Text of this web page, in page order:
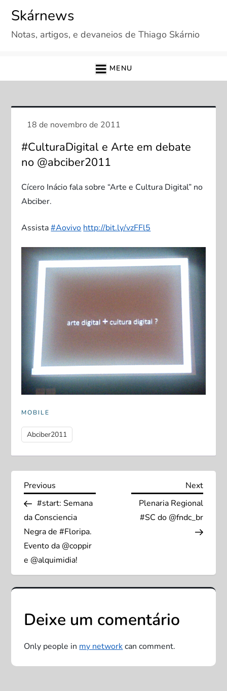
content
Skárnews
Notas, artigos, e devaneios de Thiago Skárnio
MENU
#CulturaDigital e Arte em debate
no @abciber2011
Cícero Inácio fala sobre “Arte e Cultura Digital” no
Abciber.
Assista#Aovivo http://bit.ly/vzFFl5
MOBILE
Abciber2011
N
a
v
e
g
a
ç
ã
Previous
Post
Previous
#start: Semana
da Consciencia
Negra de #Floripa.
Evento da @coppir
e @alquimidia!
Next
Next
Plenaria Regional
#SC do @fndc_br
Deixe um comentário
Only people in my networkcan comment.